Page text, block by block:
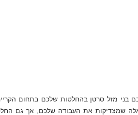
בני מזל סרטן בהחלטות שלכם בתחום
שמצדיקות את העבודה שלכם, אך גם